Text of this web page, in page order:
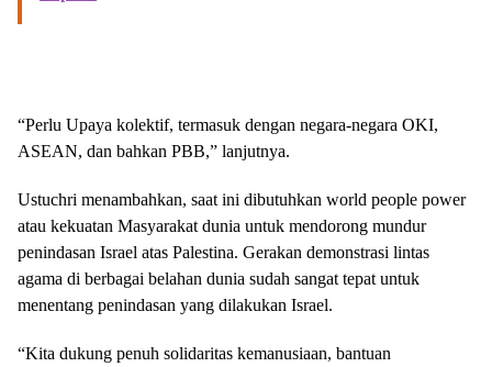
“Perlu Upaya kolektif, termasuk dengan negara-negara OKI,
ASEAN, dan bahkan PBB,” lanjutnya.
Ustuchri menambahkan, saat ini dibutuhkan world people power
atau kekuatan Masyarakat dunia untuk mendorong mundur
penindasan Israel atas Palestina. Gerakan demonstrasi lintas
agama di berbagai belahan dunia sudah sangat tepat untuk
menentang penindasan yang dilakukan Israel.
“Kita dukung penuh solidaritas kemanusiaan, bantuan